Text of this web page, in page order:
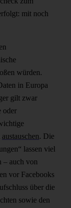
mit noch
würden.
in Europa
gilt zwar
oder
austauschen. Die
lassen viel
– auch von
vor Facebooks
über die
sowie den